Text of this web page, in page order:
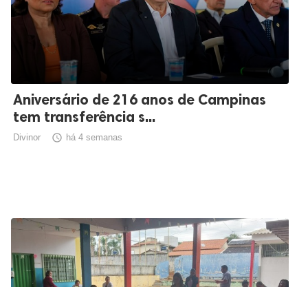
Aniversário de 216 anos de Campinas
tem transferência s...
Divinor  há 4 semanas